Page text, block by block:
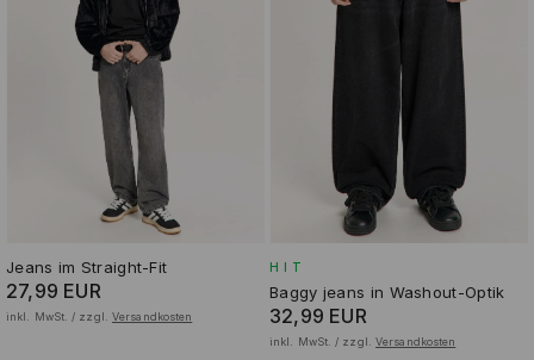
Jeans im Straight-Fit
27,99 EUR
inkl. MwSt. / zzgl. Versandkosten
HIT
Baggy jeans in Washout-Optik
32,99 EUR
inkl. MwSt. / zzgl. Versandkosten